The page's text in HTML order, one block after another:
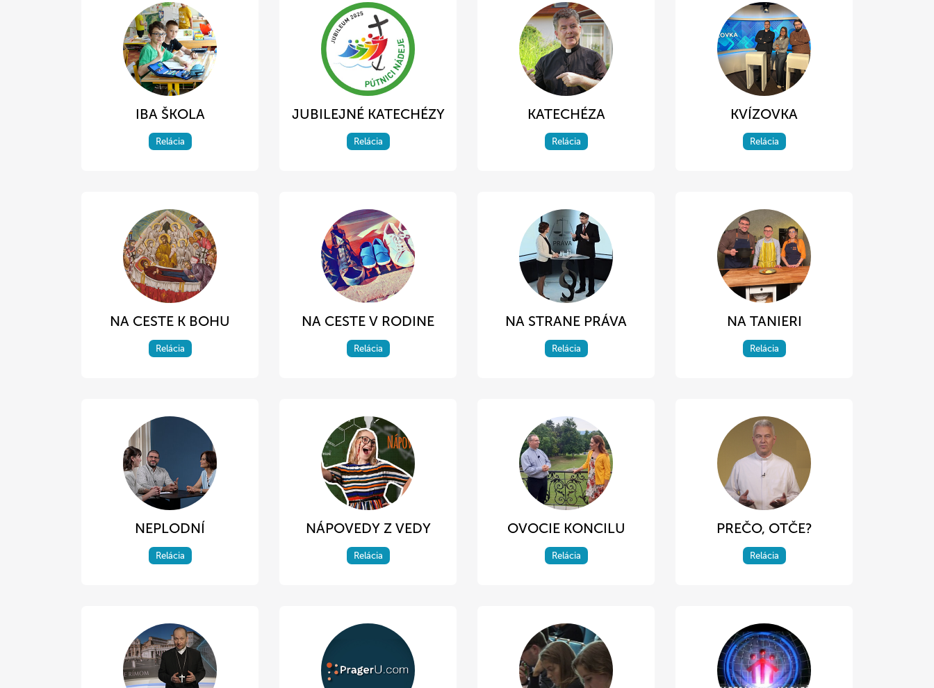
IBA ŠKOLA
Relácia
JUBILEJNÉ KATECHÉZY
Relácia
KATECHÉZA
Relácia
KVÍZOVKA
Relácia
NA CESTE K BOHU
Relácia
NA CESTE V RODINE
Relácia
NA STRANE PRÁVA
Relácia
NA TANIERI
Relácia
NEPLODNÍ
Relácia
NÁPOVEDY Z VEDY
Relácia
OVOCIE KONCILU
Relácia
PREČO, OTČE?
Relácia